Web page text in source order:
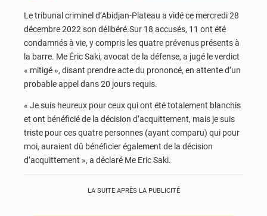
Le tribunal criminel d’Abidjan-Plateau a vidé ce mercredi 28
décembre 2022 son délibéré.Sur 18 accusés, 11 ont été
condamnés à vie, y compris les quatre prévenus présents à
la barre. Me Éric Saki, avocat de la défense, a jugé le verdict
« mitigé », disant prendre acte du prononcé, en attente d’un
probable appel dans 20 jours requis.
« Je suis heureux pour ceux qui ont été totalement blanchis
et ont bénéficié de la décision d’acquittement, mais je suis
triste pour ces quatre personnes (ayant comparu) qui pour
moi, auraient dû bénéficier également de la décision
d’acquittement », a déclaré Me Eric Saki.
LA SUITE APRÈS LA PUBLICITÉ